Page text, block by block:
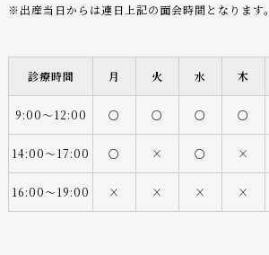
※出産当日からは連日上記の面会時間となります。
診療時間 月 火 水 木
9:00〜12:00 ○ ○ ○ ○
14:00〜17:00 ○ × ○ ×
16:00〜19:00 × × × ×